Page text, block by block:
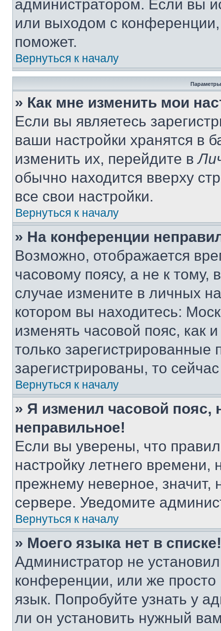
администратором. Если вы
или выходом с
поможет.
Вернуться к началу
Параметры
» Как мне изменить мои
Если вы являетесь
ваши настройки хранятся в
изменить их, перейдите в
обычно находится вверху
все свои настройки.
Вернуться к началу
» На конференции
Возможно, отображается
часовому поясу, а не к тому,
случае измените в личных
котором вы находитесь:
изменять часовой пояс, как
только
зарегистрированы, то
Вернуться к началу
» Я изменил часовой пояс,
неправильное!
Если вы уверены, что
настройку летнего
прежнему неверное, значит,
сервере. Уведомите
Вернуться к началу
» Моего языка нет в списке!
Администратор не
конференции, или же
язык. Попробуйте узнать у
ли он установить нужный